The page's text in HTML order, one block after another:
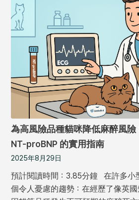
為高風險品種貓咪降低麻醉風險
NT-proBNP 的實用指南
2025年8月29日
預計閱讀時間：3.85分鐘 在許多小
個令人憂慮的趨勢：在經歷了像英